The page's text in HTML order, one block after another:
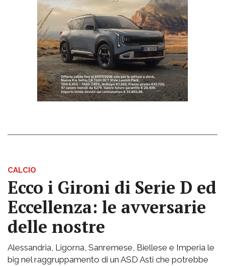
CALCIO
Ecco i Gironi di Serie D ed
Eccellenza: le avversarie
delle nostre
Alessandria, Ligorna, Sanremese, Biellese e Imperia le
big nel raggruppamento di un ASD Asti che potrebbe